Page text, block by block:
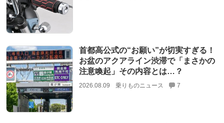
首都高公式の“お願い”が切実すぎる！
お盆のアクアライン渋滞で「まさかの
注意喚起」その内容とは…？
2026.08.09 乗りものニュース 7